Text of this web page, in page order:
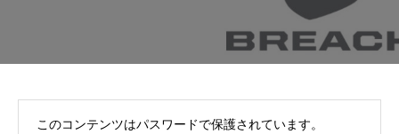
このコンテンツはパスワードで保護されています。